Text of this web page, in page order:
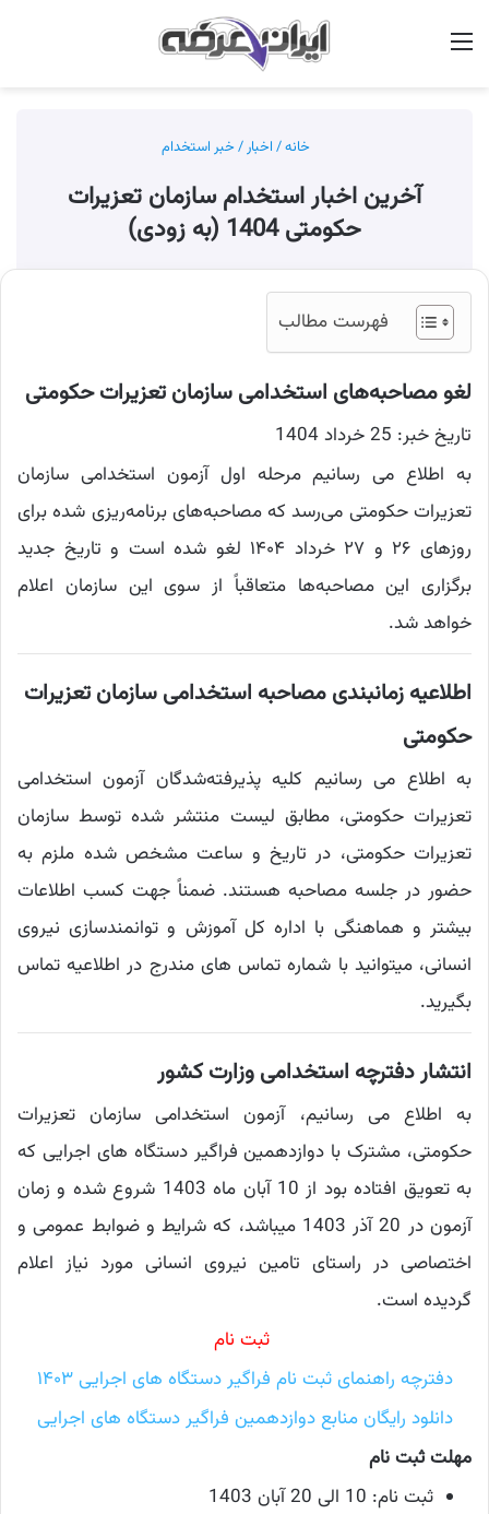
خانه/ اخبار/ خبر استخدام
آخرین اخبار استخدام سازمان تعزیرات
حکومتی 1404 (به زودی)
فهرست مطالب
لغو مصاحبه‌های استخدامی سازمان تعزیرات حکومتی
تاریخ خبر: 25 خرداد 1404
به اطلاع می رسانیم مرحله اول آزمون استخدامی سازمان
تعزیرات حکومتی می‌رسد که مصاحبه‌های برنامه‌ریزی شده برای
روزهای ۲۶ و ۲۷ خرداد ۱۴۰۴ لغو شده است و تاریخ جدید
برگزاری این مصاحبه‌ها متعاقباً از سوی این سازمان اعلام
خواهد شد.
اطلاعیه زمانبندی مصاحبه استخدامی سازمان تعزیرات
حکومتی
به اطلاع می رسانیم کلیه پذیرفته‌شدگان آزمون استخدامی
تعزیرات حکومتی، مطابق لیست منتشر شده توسط سازمان
تعزیرات حکومتی، در تاریخ و ساعت مشخص شده ملزم به
حضور در جلسه مصاحبه هستند. ضمناً جهت کسب اطلاعات
بیشتر و هماهنگی با اداره کل آموزش و توانمندسازی نیروی
انسانی، میتوانید با شماره تماس های مندرج در اطلاعیه تماس
بگیرید.
انتشار دفترچه استخدامی وزارت کشور
به اطلاع می رسانیم، آزمون استخدامی سازمان تعزیرات
حکومتی، مشترک با دوازدهمین فراگیر دستگاه های اجرایی که
به تعویق افتاده بود از 10 آبان ماه 1403 شروع شده و زمان
آزمون در 20 آذر 1403 میباشد، که شرایط و ضوابط عمومی و
اختصاصی در راستای تامین نیروی انسانی مورد نیاز اعلام
گردیده است.
ثبت نام
دفترچه راهنمای ثبت نام فراگیر دستگاه های اجرایی ۱۴۰۳
دانلود رایگان منابع دوازدهمین فراگیر دستگاه های اجرایی
مهلت ثبت نام
ثبت نام: 10 الی 20 آبان 1403